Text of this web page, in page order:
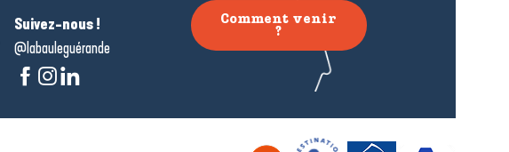
Suivez-nous !
@labauleguérande
Comment venir
?